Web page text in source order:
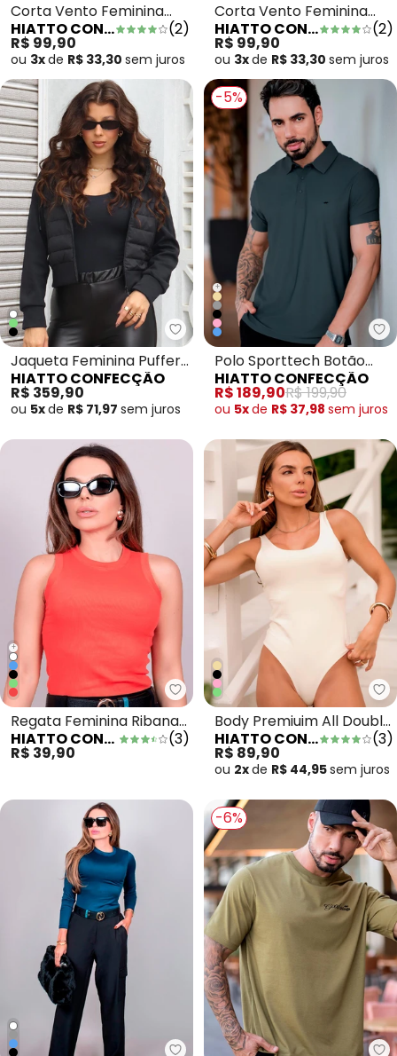
Corta Vento Feminina
Impermeável Marinho
HIATTO CONFECÇÃO (2)
R$ 99,90
ou 3xde R$ 33,30 sem juros
Corta Vento Feminina
Impermeável Rosa
HIATTO CONFECÇÃO (2)
R$ 99,90
ou 3xde R$ 33,30 sem juros
Hiatto Confecção - Jaqueta
Jaqueta Feminina Puffer
Mangas Neoprene Preto
HIATTO CONFECÇÃO
R$ 359,90
ou 5xde R$ 71,97 sem juros
-5%
+
Polo Sporttech Botão
Grafite
HIATTO CONFECÇÃO
R$ 189,90R$ 199,90
ou 5xde R$ 37,98 sem juros
+
Hiatto Confecção - Regata
Regata Feminina Ribana
Canelada Laranja
HIATTO CONFECÇÃO (3)
R$ 39,90
Body Premiuim All Double
Bege
HIATTO CONFECÇÃO (3)
R$ 89,90
ou 2xde R$ 44,95sem juros
-6%